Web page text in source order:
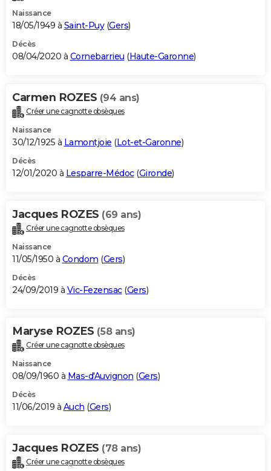
Naissance
18/05/1949 à Saint-Puy(Gers)
Décès
08/04/2020 à Cornebarrieu (Haute-Garonne)
Carmen ROZES (94 ans)
Créer une cagnotte obsèques
Naissance
30/12/1925 à Lamontjoie (Lot-et-Garonne)
Décès
12/01/2020 à Lesparre-Médoc(Gironde)
Jacques ROZES (69 ans)
Créer une cagnotte obsèques
Naissance
11/05/1950 à Condom (Gers)
Décès
24/09/2019 à Vic-Fezensac(Gers)
Maryse ROZES (58 ans)
Créer une cagnotte obsèques
Naissance
08/09/1960 à Mas-d'Auvignon (Gers)
Décès
11/06/2019 à Auch (Gers)
Jacques ROZES (78 ans)
Créer une cagnotte obsèques